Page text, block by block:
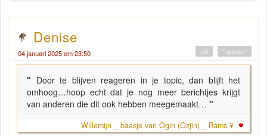
Denise
04 januari 2025 om 23:50 " quote "
+0
" Door te blijven reageren in je topic, dan blijft het
omhoog…hoop echt dat je nog meer berichtjes krijgt
van anderen die dit ook hebben meegemaakt… "
Willemijn _ baasje van Ogin (Ozjin) _ Bams ¥ .